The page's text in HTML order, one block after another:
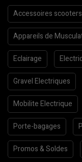
Accessoires scooters
Appareils de
Eclairage
Gravel Electriques
Mobilite Electrique
Porte-bagages
Promos & Soldes